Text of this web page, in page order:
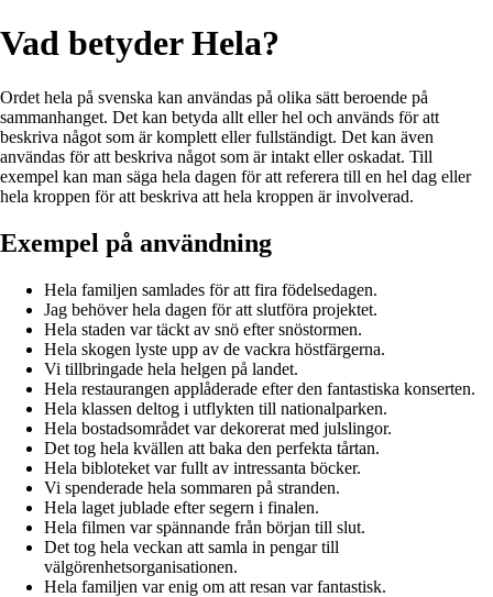
Vad betyder Hela?
Ordet hela på svenska kan användas på olika sätt beroende på
sammanhanget. Det kan betyda allt eller hel och används för att
beskriva något som är komplett eller fullständigt. Det kan även
användas för att beskriva något som är intakt eller oskadat. Till
exempel kan man säga hela dagen för att referera till en hel dag eller
hela kroppen för att beskriva att hela kroppen är involverad.
Exempel på användning
Hela familjen samlades för att fira födelsedagen.
Jag behöver hela dagen för att slutföra projektet.
Hela staden var täckt av snö efter snöstormen.
Hela skogen lyste upp av de vackra höstfärgerna.
Vi tillbringade hela helgen på landet.
Hela restaurangen applåderade efter den fantastiska konserten.
Hela klassen deltog i utflykten till nationalparken.
Hela bostadsområdet var dekorerat med julslingor.
Det tog hela kvällen att baka den perfekta tårtan.
Hela bibloteket var fullt av intressanta böcker.
Vi spenderade hela sommaren på stranden.
Hela laget jublade efter segern i finalen.
Hela filmen var spännande från början till slut.
Det tog hela veckan att samla in pengar till
välgörenhetsorganisationen.
Hela familjen var enig om att resan var fantastisk.